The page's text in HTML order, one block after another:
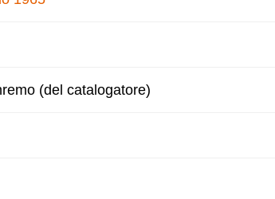
(del catalogatore)